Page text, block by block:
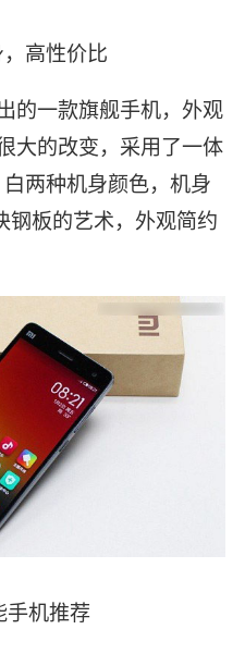
高性价比
的一款旗舰手机，外观
大的改变，采用了一体
两种机身颜色，机身
板的艺术，外观简约
手机推荐